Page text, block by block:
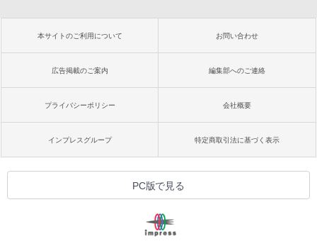
本サイトのご利用について お問い合わせ
広告掲載のご案内 編集部へのご連絡
プライバシーポリシー 会社概要
インプレスグループ 特定商取引法に基づく表示
PC版で見る